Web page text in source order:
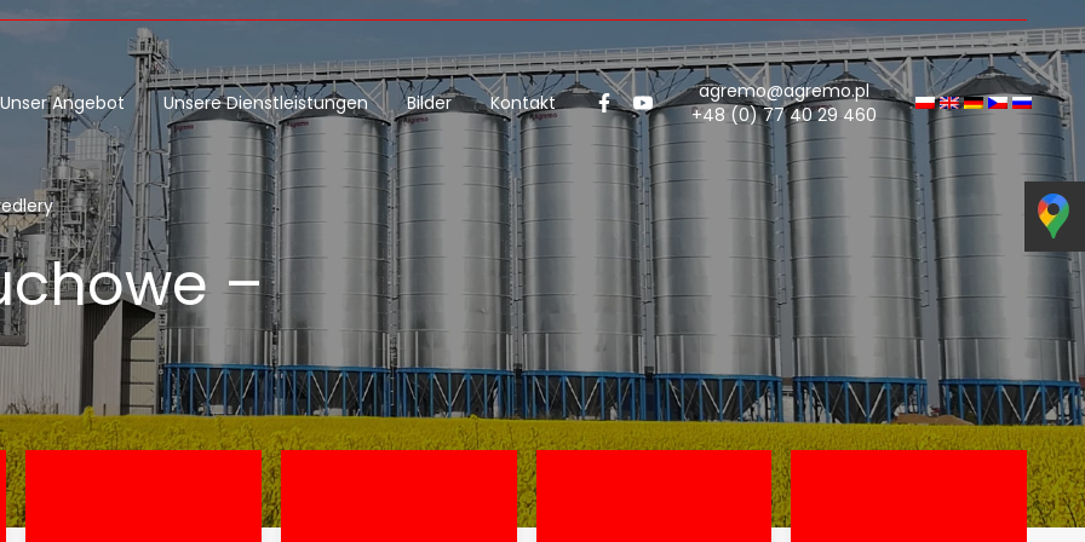
Unser Angebot Unsere Dienstleistungen Bilder Kontakt
agremo@agremo.pl
+48 (0) 77 40 29 460
–